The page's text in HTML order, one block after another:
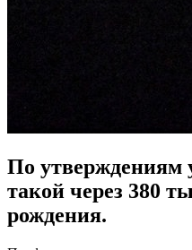
По утверждениям
такой через 380
рождения.